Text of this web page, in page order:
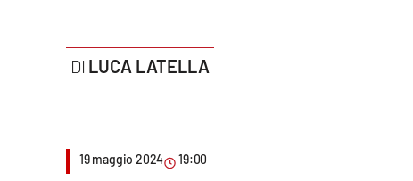
Parchi Marini Calabria
Imprese Di Calabria
LUCA LATELLA
19 maggio 2024 19:00